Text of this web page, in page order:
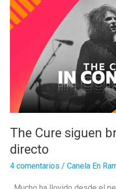
The Cure siguen
directo
4 comentarios / Canela En